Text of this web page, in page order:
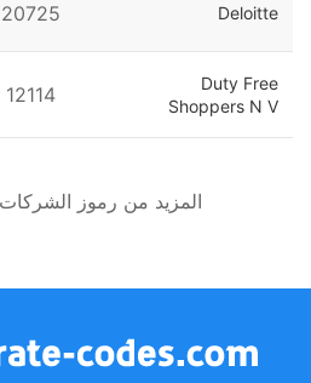
Deloitte
20725
Duty Free
Shoppers N V
12114
المزيد من رموز الشركات